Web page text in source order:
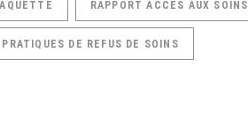
RAPPORT ACCÈS AUX SOINS
DE REFUS DE SOINS